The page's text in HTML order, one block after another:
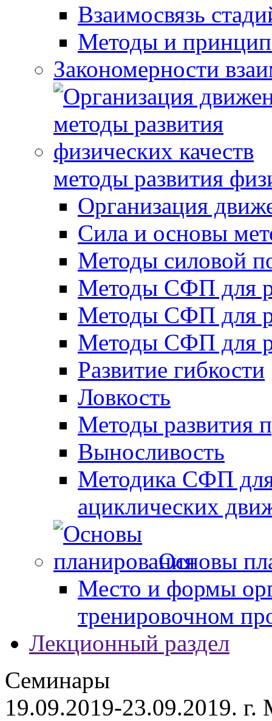
Взаимосвязь
Методы и
Закономерности
методы развития
Организация
Сила и основы
Методы силовой
Методы СФП для
Методы СФП для
Методы СФП для
Развитие гибкости
Ловкость
Методы развития
Выносливость
Методика СФП для
ациклических
Основы
Место и формы
тренировочном
Лекционный раздел
Семинары
19.09.2019-23.09.2019. г.